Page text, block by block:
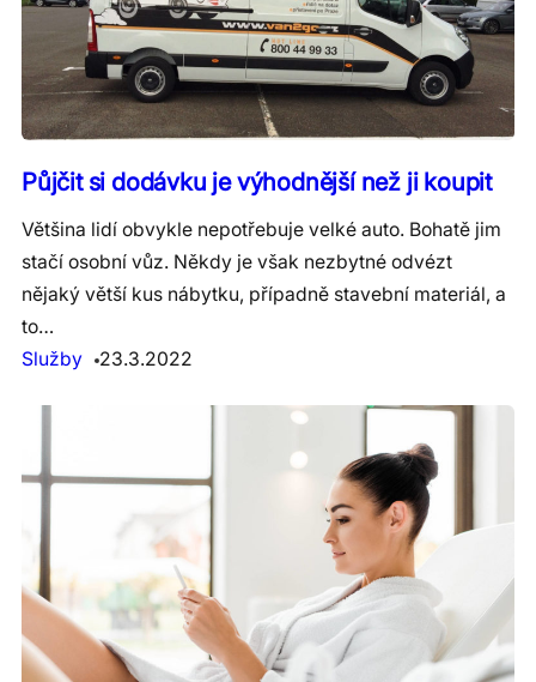
Půjčit si dodávku je výhodnější než ji koupit
Většina lidí obvykle nepotřebuje velké auto. Bohatě jim
stačí osobní vůz. Někdy je však nezbytné odvézt
nějaký větší kus nábytku, případně stavební materiál, a
to…
Služby
23.3.2022